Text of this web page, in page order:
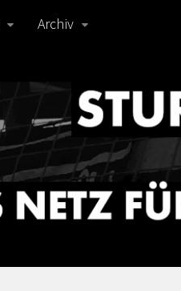
Archiv